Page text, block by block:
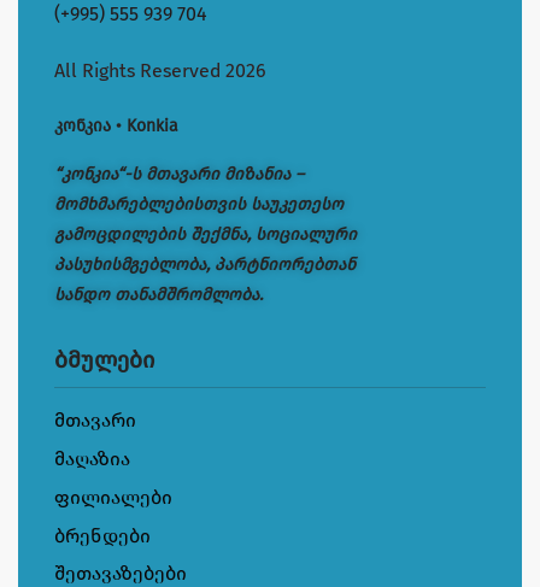
(+995) 555 939 704
All Rights Reserved 2026
კონკია • Konkia
“კონკია“-ს მთავარი მიზანია –
მომხმარებლებისთვის საუკეთესო
გამოცდილების შექმნა, სოციალური
პასუხისმგებლობა, პარტნიორებთან
სანდო თანამშრომლობა.
ბმულები
მთავარი
მაღაზია
ფილიალები
ბრენდები
შეთავაზებები